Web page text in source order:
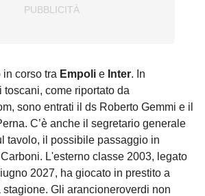
in corso tra Empoli e Inter. In
toscani, come riportato da
sono entrati il ds Roberto Gemmi e il
C’è anche il segretario generale
tavolo, il possibile passaggio in
L'esterno classe 2003, legato
2027, ha giocato in prestito a
stagione. Gli arancioneroverdi non